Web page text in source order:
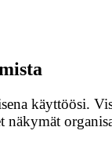
käyttöösi.